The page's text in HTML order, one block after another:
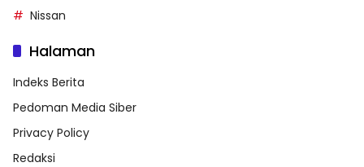
Nissan
Halaman
Indeks Berita
Pedoman Media Siber
Privacy Policy
Redaksi